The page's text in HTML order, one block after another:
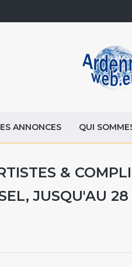
ANNONCES QUI
&
JUSQU'AU 28